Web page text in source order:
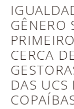
GÊNERO
CERCA
DAS UCS